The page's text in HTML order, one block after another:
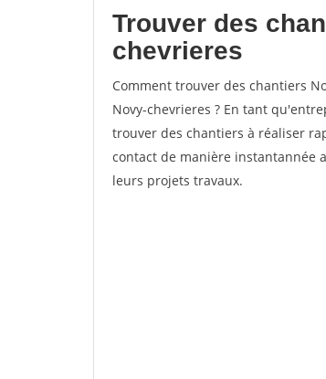
Trouver des
chevrieres
Comment trouver des chantiers
Novy-chevrieres ? En tant
trouver des chantiers à réaliser
contact de manière instantannée
leurs projets travaux.